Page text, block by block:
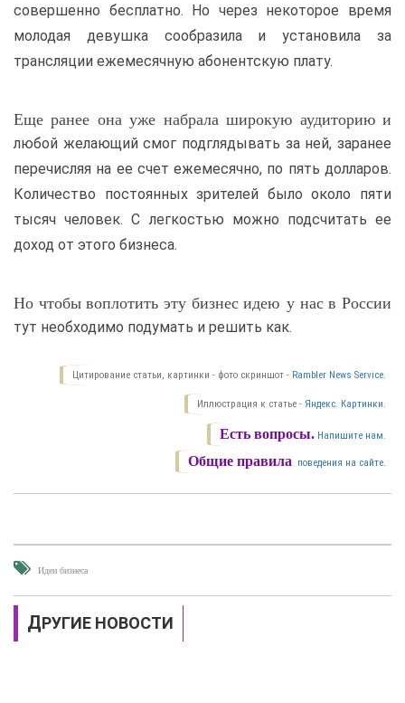
совершенно бесплатно. Но через некоторое время
молодая девушка сообразила и установила за
трансляции ежемесячную абонентскую плату.
Еще ранее она уже набрала широкую аудиторию и
любой желающий смог подглядывать за ней, заранее
перечисляя на ее счет ежемесячно, по пять долларов.
Количество постоянных зрителей было около пяти
тысяч человек. С легкостью можно подсчитать ее
доход от этого бизнеса.
Но чтобы воплотить эту бизнес идею у нас в России
тут необходимо подумать и решить как.
Цитирование статьи, картинки - фото скриншот - Rambler News Service.
Иллюстрация к статье - Яндекс. Картинки.
Есть вопросы. Напишите нам.
Общие правила поведения на сайте.
Идеи бизнеса
ДРУГИЕ НОВОСТИ